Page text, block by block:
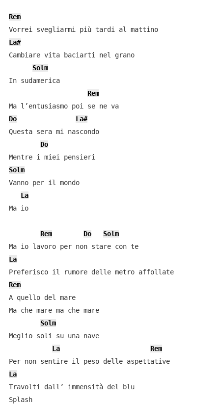
Rem
Vorrei svegliarmi più tardi al mattino
La#
Cambiare vita baciarti nel grano
Solm
In sudamerica
Rem
Ma l’entusiasmo poi se ne va
Do
La#
Questa sera mi nascondo
Do
Solm
Vanno per il mondo
La
Ma io
Rem Do
Solm
Ma io lavoro per non stare con te
La
Preferisco il rumore delle metro affollate
Rem
A quello del mare
Ma che mare ma che mare
Solm
Meglio soli su una nave
La
Rem
Per non sentire il peso delle aspettative
La
Travolti dall’ immensità del blu
Splash